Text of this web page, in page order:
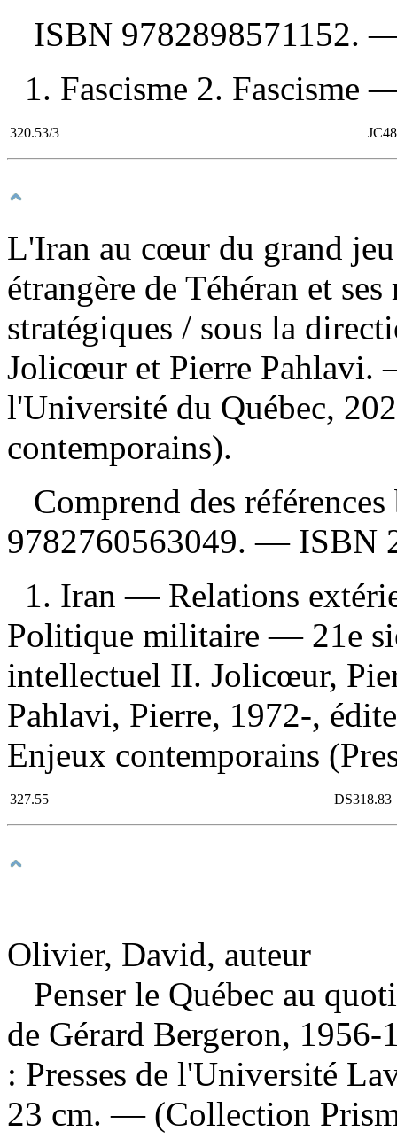
ISBN 9782898571152.
1. Fascisme 2. Fascisme
320.53/3
L'Iran au cœur du grand
étrangère de Téhéran et
stratégiques / sous la
Jolicœur et Pierre Pahlavi.
l'Université du Québec,
contemporains).
Comprend des
9782760563049. — ISBN
1. Iran — Relations
Politique militaire — 21e
intellectuel II. Jolicœur,
Pahlavi, Pierre, 1972-,
Enjeux contemporains
327.55 DS318.83
Olivier, David, auteur
Penser le Québec au
de Gérard Bergeron,
: Presses de l'Université
23 cm. — (Collection